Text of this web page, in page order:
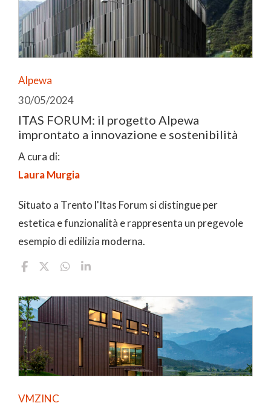
Alpewa
30/05/2024
ITAS FORUM: il progetto Alpewa
improntato a innovazione e sostenibilità
A cura di:
Laura Murgia
Situato a Trento l'Itas Forum si distingue per
estetica e funzionalità e rappresenta un pregevole
esempio di edilizia moderna.
VMZINC